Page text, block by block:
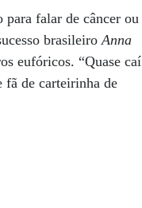
falar de câncer ou
brasileiroAnna
eufóricos. “Quase caí
fã de carteirinha de